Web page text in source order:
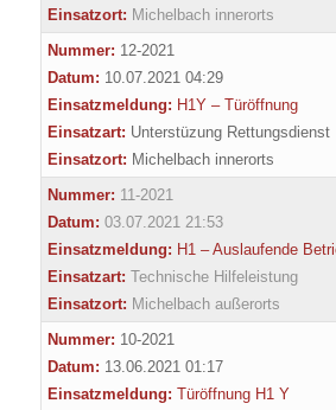
Einsatzort: Michelbach innerorts
Nummer: 12-2021
Datum: 10.07.2021 04:29
Einsatzmeldung: H1Y – Türöffnung
Einsatzart: Unterstüzung Rettungsdienst
Einsatzort: Michelbach innerorts
Nummer: 11-2021
Datum: 03.07.2021 21:53
Einsatzmeldung: H1 – Auslaufende
Einsatzart: Technische Hilfeleistung
Einsatzort: Michelbach außerorts
Nummer: 10-2021
Datum: 13.06.2021 01:17
Einsatzmeldung: Türöffnung H1 Y